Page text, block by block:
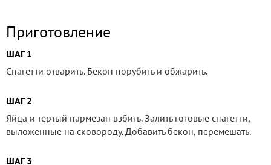
Приготовление
ШАГ 1
Спагетти отварить. Бекон порубить и обжарить.
ШАГ 2
Яйца и тертый пармезан взбить. Залить готовые спагетти,
выложенные на сковороду. Добавить бекон, перемешать.
ШАГ 3